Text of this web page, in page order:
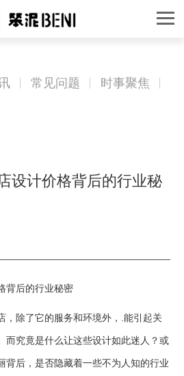
常见问题
时事聚焦
设计价格背后的行业秘
背后的行业秘密
，除了它的服务和环境外，.能引起关
而究竟是什么让这些设计如此迷人？或
背后，是否隐藏着一些不为人知的行业